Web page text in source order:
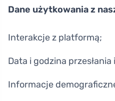
Dane użytkowania z
Interakcje z platformą;
Data i godzina
Informacje